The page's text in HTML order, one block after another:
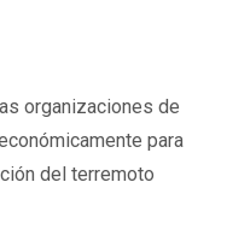
organizaciones de
para
del terremoto